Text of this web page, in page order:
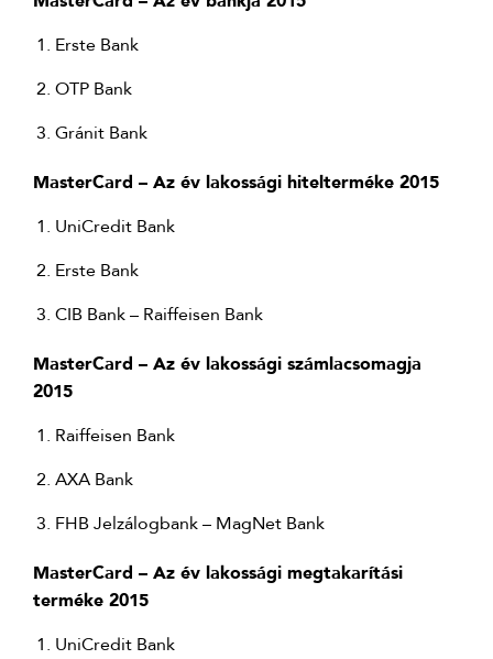
Erste Bank
OTP Bank
Gránit Bank
MasterCard – Az év lakossági hitelterméke 2015
UniCredit Bank
Erste Bank
CIB Bank – Raiffeisen Bank
MasterCard – Az év lakossági számlacsomagja
2015
Raiffeisen Bank
AXA Bank
FHB Jelzálogbank – MagNet Bank
MasterCard – Az év lakossági megtakarítási
terméke 2015
UniCredit Bank